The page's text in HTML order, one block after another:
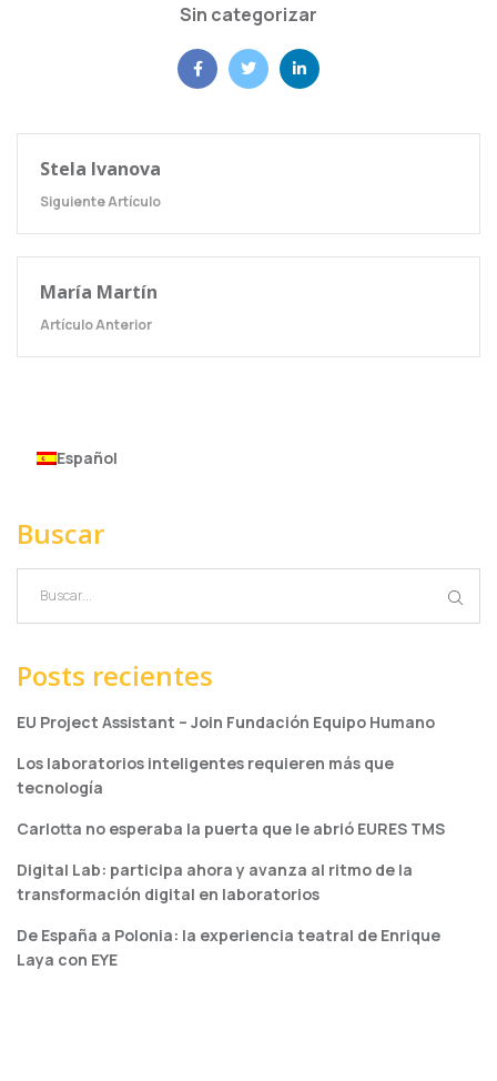
Sin categorizar
Stela Ivanova
Siguiente Artículo
María Martín
Artículo Anterior
Español
Buscar
Posts recientes
EU Project Assistant – Join Fundación Equipo Humano
Los laboratorios inteligentes requieren más que
tecnología
Carlotta no esperaba la puerta que le abrió EURES TMS
Digital Lab: participa ahora y avanza al ritmo de la
transformación digital en laboratorios
De España a Polonia: la experiencia teatral de Enrique
Laya con EYE